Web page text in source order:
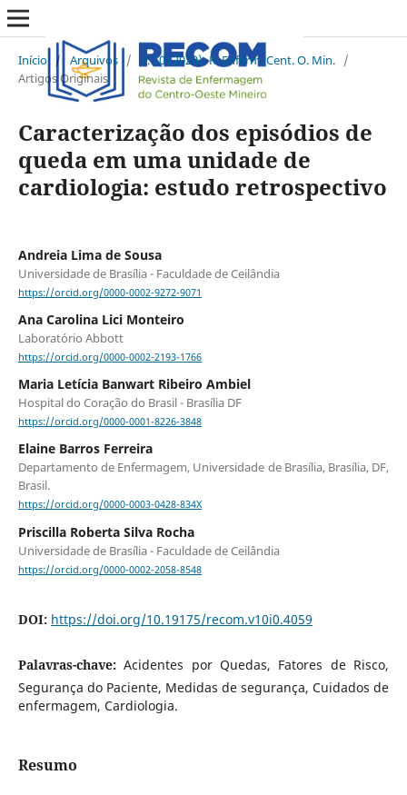
Início / Arquivos / v. 10 (2020): R. Enferm. Cent. O. Min. /
Artigos Originais
Caracterização dos episódios de
queda em uma unidade de
cardiologia: estudo retrospectivo
Andreia Lima de Sousa
Universidade de Brasília - Faculdade de Ceilândia
https://orcid.org/0000-0002-9272-9071
Ana Carolina Lici Monteiro
Laboratório Abbott
https://orcid.org/0000-0002-2193-1766
Maria Letícia Banwart Ribeiro Ambiel
Hospital do Coração do Brasil - Brasília DF
https://orcid.org/0000-0001-8226-3848
Elaine Barros Ferreira
Departamento de Enfermagem, Universidade de Brasília, Brasília, DF,
Brasil.
https://orcid.org/0000-0003-0428-834X
Priscilla Roberta Silva Rocha
Universidade de Brasília - Faculdade de Ceilândia
https://orcid.org/0000-0002-2058-8548
DOI: https://doi.org/10.19175/recom.v10i0.4059
Palavras-chave:Acidentes por Quedas, Fatores de Risco,
Segurança do Paciente, Medidas de segurança, Cuidados de
enfermagem, Cardiologia.
Resumo